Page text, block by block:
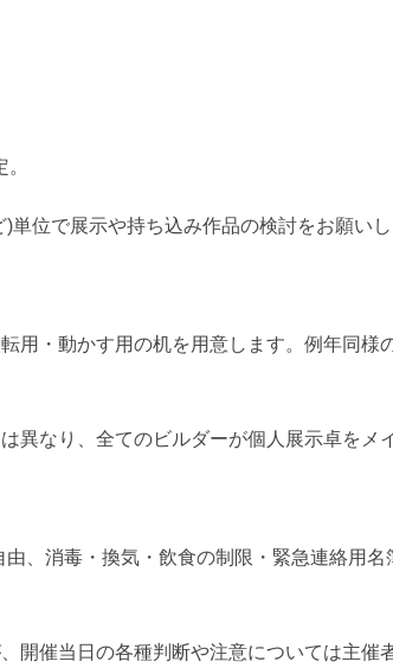
位で展示や持ち込み作品の検討をお願い
用・動かす用の机を用意します。例年同様
異なり、全てのビルダーが個人展示卓をメ
、消毒・換気・飲食の制限・緊急連絡用
開催当日の各種判断や注意については主催